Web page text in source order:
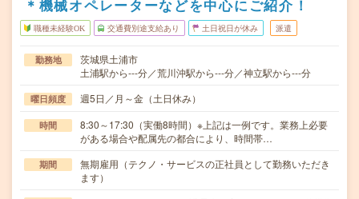
＊機械オペレーターなどを中心にご紹介！
職種未経験OK 交通費別途支給あり 土日祝日が休み 派遣
勤務地
茨城県土浦市
土浦駅から---分／荒川沖駅から---分／神立駅から---分
曜日頻度 週5日／月～金（土日休み）
時間
8:30～17:30（実働8時間）※上記は一例です。業務上必要
がある場合や配属先の都合により、時間帯…
期間
無期雇用（テクノ・サービスの正社員として勤務いただき
ます）